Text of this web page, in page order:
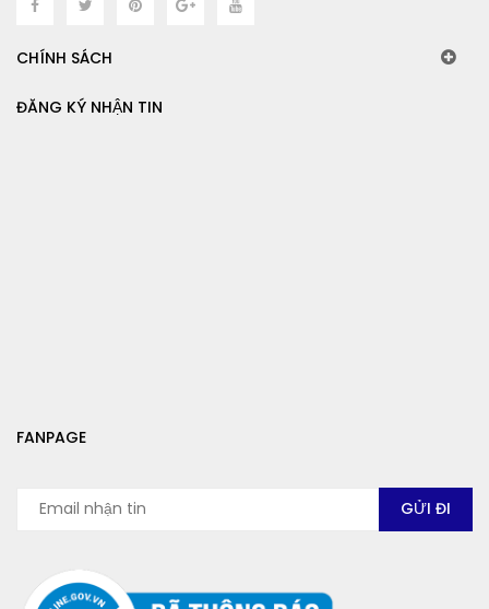
CHÍNH SÁCH
ĐĂNG KÝ NHẬN TIN
FANPAGE